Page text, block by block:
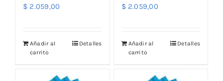
Marcas
Outlet
$ 2.059,00
Añadir al
carrito
Detalles
$2.059,00
Añadir al
carrito
Detalles